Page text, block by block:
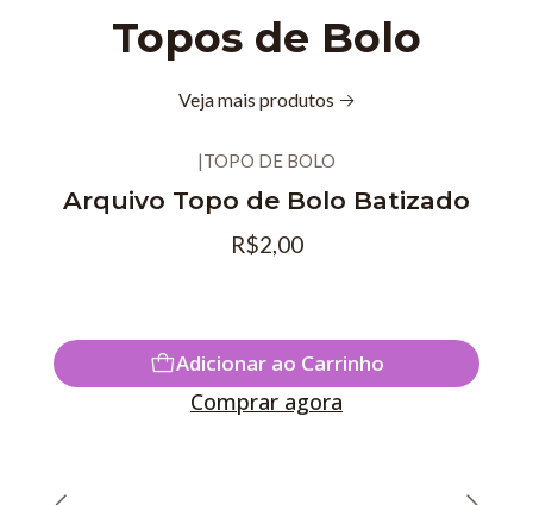
Topos de Bolo
Veja mais produtos
|TOPO DE BOLO
Arquivo Topo de Bolo Batizado
R$2,00
Adicionar ao Carrinho
Comprar agora